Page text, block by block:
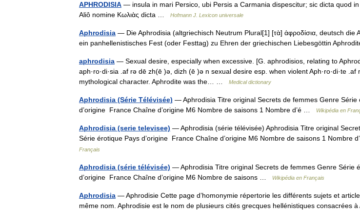
APHRODISIA — insula in mari Persico, ubi Persis a Carmania dispescitur; sic dicta quod in
Aliô nomine Κωλιὰς dicta …
Hofmann J. Lexicon universale
Aphrodisia — Die Aphrodisia (altgriechisch Neutrum Plural[1] [τὰ] ἀφροδίσια, deutsch die
ein panhellenistisches Fest (oder Festtag) zu Ehren der griechischen Liebesgöttin
aphrodisia — Sexual desire, especially when excessive. [G. aphrodisios, relating to
aph·ro·di·sia .af rə dē zh(ē )ə, dizh (ē )ə n sexual desire esp. when violent Aph·ro·di·te
mythological character. Aphrodite was the… …
Medical dictionary
Aphrodisia (Série Télévisée) — Aphrodisia Titre original Secrets de femmes Genre Série
d’origine France Chaîne d’origine M6 Nombre de saisons 1 Nombre d’é …
Wikipédia en
Aphrodisia (serie televisee) — Aphrodisia (série télévisée) Aphrodisia Titre original
Série érotique Pays d’origine France Chaîne d’origine M6 Nombre de saisons 1 Nombre
Français
Aphrodisia (série télévisée) — Aphrodisia Titre original Secrets de femmes Genre Série
d’origine France Chaîne d’origine M6 Nombre de saisons …
Wikipédia en Français
Aphrodisia — Aphrodisie Cette page d’homonymie répertorie les différents sujets et
même nom. Aphrodisie est le nom de plusieurs cités grecques hellénistiques consacrées à